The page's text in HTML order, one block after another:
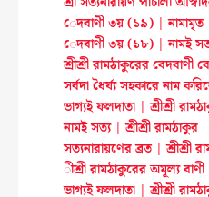
েদবাণী ৩য় (১৯) | নামামৃত
েদবাণী ৩য় (১৮) | নামই
শ্রীশ্রী রামঠাকুরের বেদবাণী
সর্বদা ধৈর্য্য সহকারে নাম
ভাগ্যই ফলদাতা | শ্রীশ্রী
নামই সত্য | শ্রীশ্রী রামঠাকুর
সত্যনারায়ণের ব্রত | শ্রীশ্রী
ীশ্রী রামঠাকুরের অমূল্য বাণী
ভাগ্যই ফলদাতা | শ্রীশ্রী